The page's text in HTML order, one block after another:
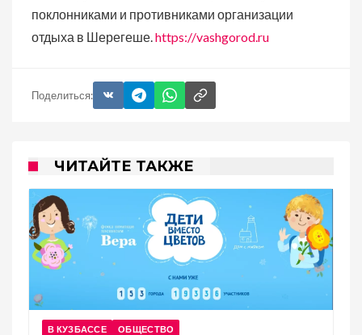
поклонниками и противниками организации
отдыха в Шерегеше.https://vashgorod.ru
Поделиться:
ЧИТАЙТЕ ТАКЖЕ
В КУЗБАССЕ ОБЩЕСТВО